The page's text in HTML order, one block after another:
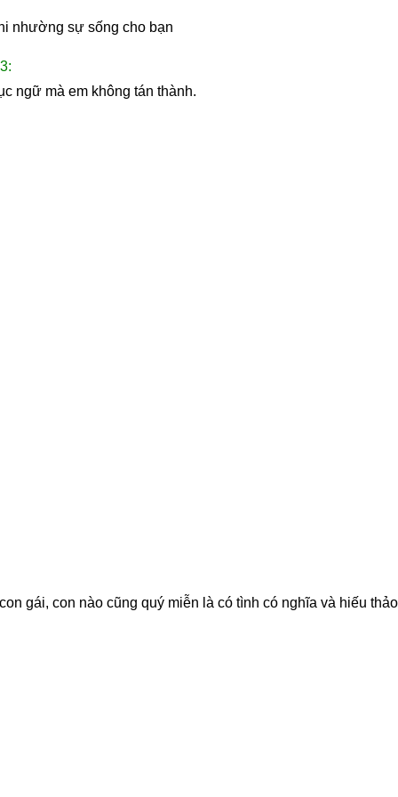
nhường sự sống cho bạn
ngữ mà em không tán thành.
gái, con nào cũng quý miễn là có tình có nghĩa và hiếu